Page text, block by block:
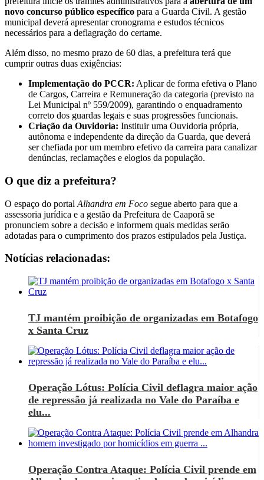
novo concurso público específico para a Guarda Civil. A gestão
municipal deverá apresentar cronograma e estudos técnicos
necessários para a deflagração do certame.
​Além disso, no mesmo prazo de 60 dias, a prefeitura terá que
cumprir outras duas exigências:
Implementação do PCCR: Aplicar de forma efetiva o Plano
de Cargos, Carreira e Remuneração da categoria (previsto na
Lei Municipal nº 559/2009), garantindo o enquadramento
correto dos guardas legais e suas progressões funcionais.
Criação da Ouvidoria: Instituir uma Ouvidoria própria,
autônoma e independente da direção da Guarda, que deverá
ser chefiada por um membro efetivo da carreira para canalizar
denúncias, reclamações e elogios da população.
​O que diz a prefeitura?
​O espaço do portal Alhandra em Foco segue aberto para que a
assessoria jurídica e a gestão da Prefeitura de Caaporã se
pronunciem sobre a decisão e informem quais medidas serão
adotadas para o cumprimento dos prazos estipulados pela Justiça.
Notícias relacionadas:
TJ mantém proibição de organizadas em Botafogo
x Santa Cruz
Operação Lótus: Polícia Civil deflagra maior ação
de repressão já realizada no Vale do Paraíba e
elu...
Operação Contra Ataque: Polícia Civil prende em